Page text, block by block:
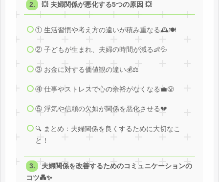
💥 夫婦関係が悪化する5つの原因 💥
① 生活習慣や考え方の違いが積み重なる🕰️🍽️
② 子どもが生まれ、夫婦の時間が減る👶💦
③ お金に対する価値観の違い💰⚖️
④ 仕事やストレスで心の余裕がなくなる💼😤
⑤ 浮気や信頼の欠如が関係を悪化させる💔
🔍 まとめ：夫婦関係を良くするために大切なこ
と！
夫婦関係を改善するためのコミュニケーションの
コツ💑✨